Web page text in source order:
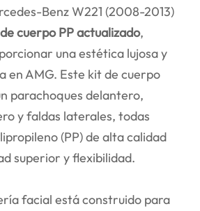
Benz W221 (2008-2013)
cuerpo PP actualizado,
una estética lujosa y
en AMG. Este kit de cuerpo
parachoques delantero,
y faldas laterales, todas
(PP) de alta calidad
superior y flexibilidad.
facial está construido para